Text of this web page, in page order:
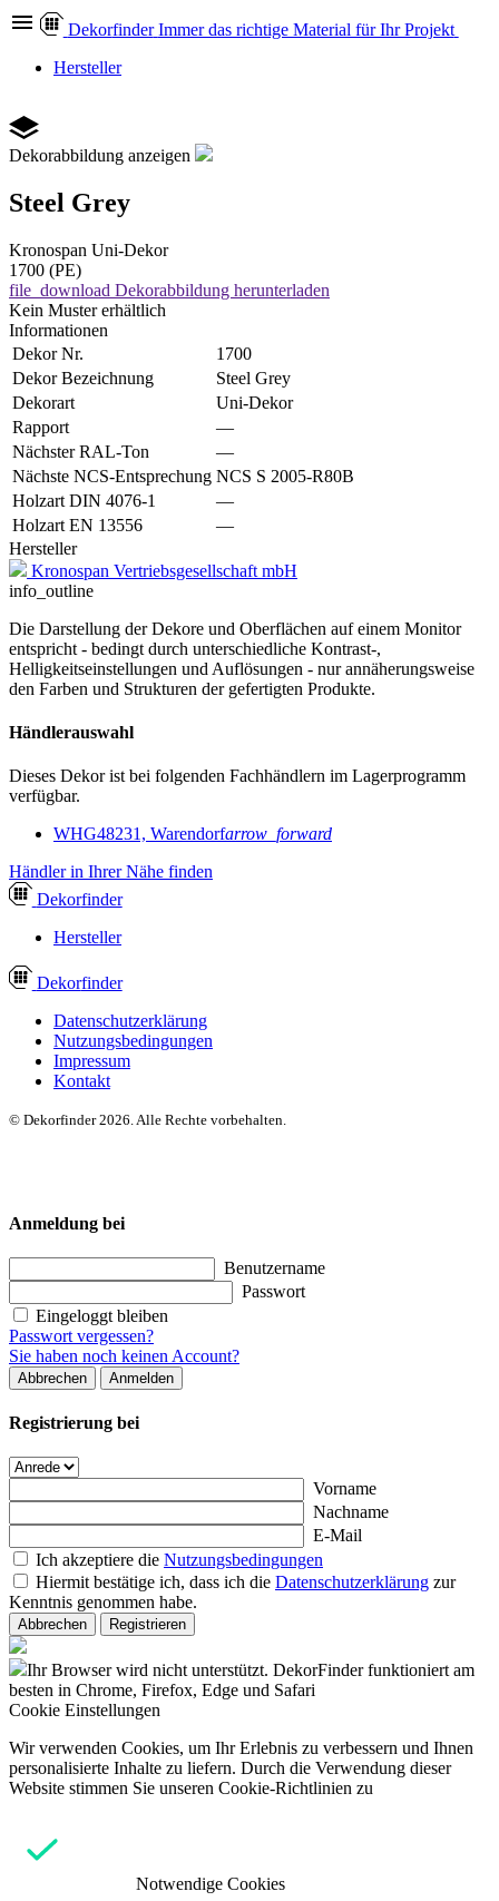
Dekorfinder Immer das richtige Material für Ihr Projekt
Hersteller
Dekorabbildung anzeigen
Steel Grey
Kronospan Uni-Dekor
1700 (PE)
file_download Dekorabbildung herunterladen
Kein Muster erhältlich
Informationen
Dekor Nr.
1700
Dekor Bezeichnung
Steel Grey
Dekorart
Uni-Dekor
Rapport
—
Nächster RAL-Ton
—
Nächste NCS-Entsprechung NCS S 2005-R80B
Holzart DIN 4076-1
—
Holzart EN 13556
—
Hersteller
Kronospan Vertriebsgesellschaft mbH
info_outline
Die Darstellung der Dekore und Oberflächen auf einem Monitor
entspricht - bedingt durch unterschiedliche Kontrast-,
Helligkeitseinstellungen und Auflösungen - nur annäherungsweise
den Farben und Strukturen der gefertigten Produkte.
Händlerauswahl
Dieses Dekor ist bei folgenden Fachhändlern im Lagerprogramm
verfügbar.
WHG48231, Warendorfarrow_forward
Händler in Ihrer Nähe finden
Dekorfinder
Hersteller
Dekorfinder
Datenschutzerklärung
Nutzungsbedingungen
Impressum
Kontakt
© Dekorfinder 2026. Alle Rechte vorbehalten.
Anmeldung bei
Benutzername
Passwort
Eingeloggt bleiben
Passwort vergessen?
Sie haben noch keinen Account?
Abbrechen Anmelden
Registrierung bei
Vorname
Nachname
E-Mail
Ich akzeptiere die Nutzungsbedingungen
Hiermit bestätige ich, dass ich die Datenschutzerklärung zur
Kenntnis genommen habe.
Abbrechen Registrieren
Ihr Browser wird nicht unterstützt. DekorFinder funktioniert am
besten in Chrome, Firefox, Edge und Safari
Cookie Einstellungen
Wir verwenden Cookies, um Ihr Erlebnis zu verbessern und Ihnen
personalisierte Inhalte zu liefern. Durch die Verwendung dieser
Website stimmen Sie unseren Cookie-Richtlinien zu
Notwendige Cookies